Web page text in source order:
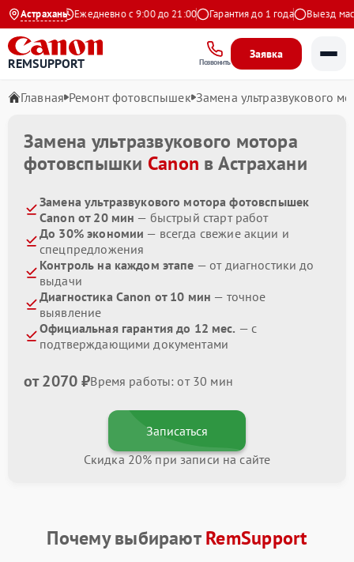
Астрахань
на Яндекс Ежедневно с 9:00 до 21:00 Гарантия до 1 года Выезд
REMSUPPORT Позвонить
Заявка
Главная Ремонт фотовспышек Замена ультразвукового
Замена ультразвукового мотора
фотовспышки Canon в Астрахани
Замена ультразвукового мотора фотовспышек
Canon от 20 мин — быстрый старт работ
До 30% экономии — всегда свежие акции и
спецпредложения
Контроль на каждом этапе — от диагностики до
выдачи
Диагностика Canon от 10 мин — точное
выявление
Официальная гарантия до 12 мес. — с
подтверждающими документами
от 2070 ₽Время работы: от 30 мин
Записаться
Скидка 20% при записи на сайте
Почему выбираютRemSupport